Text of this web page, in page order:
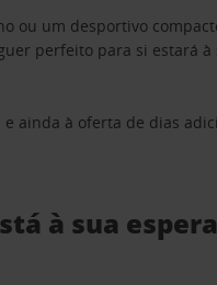
ou um desportivo
perfeito para si estará
ainda à oferta de dias
à sua